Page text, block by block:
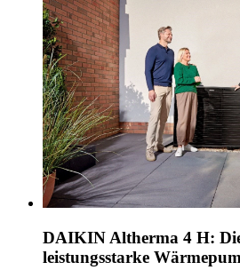
DAIKIN Altherma 4 H:
leistungsstarke